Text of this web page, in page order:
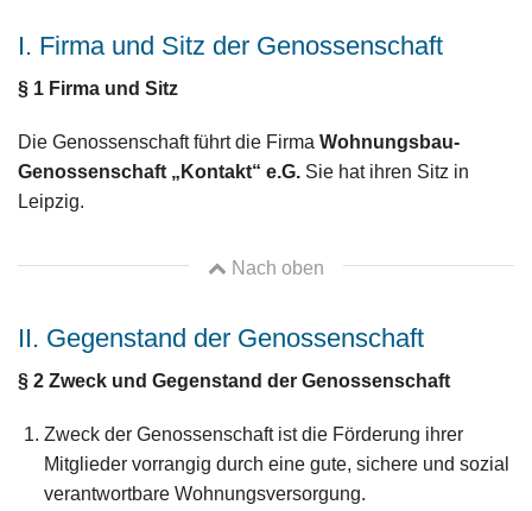
Service
Aktuelles
Über uns
I. Firma und Sitz der Genossenschaft
§ 1 Firma und Sitz
Die Genossenschaft führt die Firma Wohnungsbau-
Genossenschaft „Kontakt“ e.G. Sie hat ihren Sitz in
Leipzig.
Nach oben
II. Gegenstand der Genossenschaft
§ 2 Zweck und Gegenstand der Genossenschaft
Zweck der Genossenschaft ist die Förderung ihrer
Mitglieder vorrangig durch eine gute, sichere und sozial
verantwortbare Wohnungsversorgung.